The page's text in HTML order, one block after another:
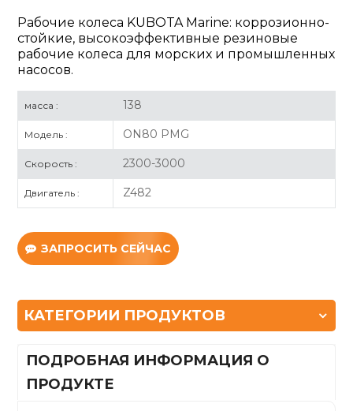
Рабочие колеса KUBOTA Marine: коррозионно-
стойкие, высокоэффективные резиновые
рабочие колеса для морских и промышленных
насосов.
масса : 138
Модель : ON80 PMG
Скорость : 2300-3000
Двигатель : Z482
ЗАПРОСИТЬ СЕЙЧАС
КАТЕГОРИИ ПРОДУКТОВ
ПОДРОБНАЯ ИНФОРМАЦИЯ О
ПРОДУКТЕ